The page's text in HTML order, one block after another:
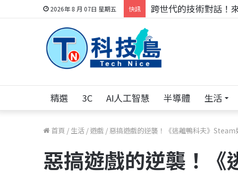
2026年 8 月 07日 星期五 快訊 跨世代的技術對話！
精選 3C AI人工智慧 半導體 生活
首頁 / 生活 / 遊戲 / 惡搞遊戲的逆襲！《逃離鴨科夫》
惡搞遊戲的逆襲！